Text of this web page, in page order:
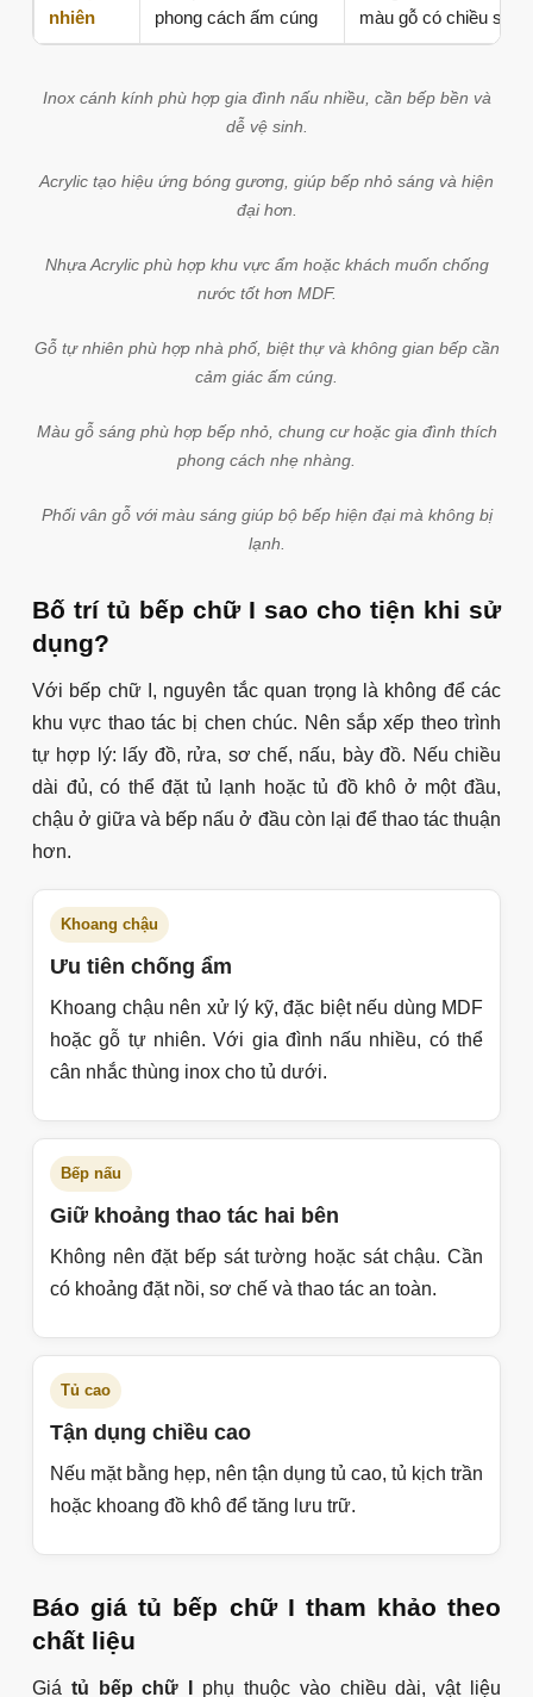
dưới ưu tiên chống ẩm, tủ trên ưu tiên nhẹ và thẩm mỹ,
cánh tủ chọn theo phong cách nội thất.
Phù hợp với
inox
bếp dễ ẩm
mối mọt, dễ vệ sinh
cánh
sạch và sang
lo bong tróc
Acrylic
Chung cư, nhà phố
hiện đại
Bóng gương, sáng,
Laminate
Khách thích vân gỗ
hiện đại
Bền bề mặt, nhiều
Tủ bếp
Khu vực dễ ẩm, ngân
Chống nước tốt hơn
Gỗ tự
nhiên
Nhà phố, biệt thự,
phong cách ấm cúng
Sang, bền nếu xử lý
màu gỗ có chiều sâu
Inox cánh kính phù hợp gia đình nấu nhiều, cần bếp bền và
dễ vệ sinh.
Acrylic tạo hiệu ứng bóng gương, giúp bếp nhỏ sáng và hiện
đại hơn.
Gỗ tự nhiên phù hợp nhà phố, biệt thự và không gian bếp cần
Màu gỗ sáng phù hợp bếp nhỏ, chung cư hoặc gia đình thích
phong cách nhẹ nhàng.
Phối vân gỗ với màu sáng giúp bộ bếp hiện đại mà không bị
Bố trí tủ bếp chữ I sao cho tiện khi sử
dụng?
Với bếp chữ I, nguyên tắc quan trọng là không để các
khu vực thao tác bị chen chúc. Nên sắp xếp theo trình
tự hợp lý: lấy đồ, rửa, sơ chế, nấu, bày đồ. Nếu chiều
dài đủ, có thể đặt tủ lạnh hoặc tủ đồ khô ở một đầu,
chậu ở giữa và bếp nấu ở đầu còn lại để thao tác thuận
Khoang chậu nên xử lý kỹ, đặc biệt nếu dùng MDF
hoặc gỗ tự nhiên. Với gia đình nấu nhiều, có thể
cân nhắc thùng inox cho tủ dưới.